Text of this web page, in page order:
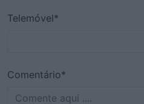
Telemóvel*
Comentário*